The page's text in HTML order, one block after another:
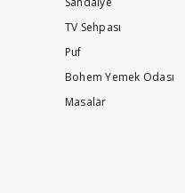
TV Sehpası
Puf
Bohem Yemek Odası
Masalar